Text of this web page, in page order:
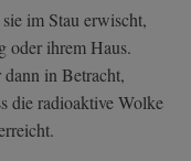
im Stau erwischt,
oder ihrem Haus.
in Betracht,
die radioaktive Wolke